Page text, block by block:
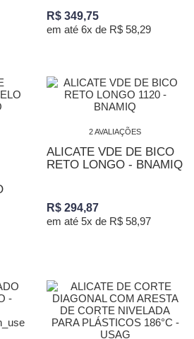
R$ 349,75
em até 6x de R$ 58,29
2 AVALIAÇÕES
ALICATE VDE DE BICO
RETO LONGO - BNAMIQ
R$ 294,87
em até 5x de R$ 58,97